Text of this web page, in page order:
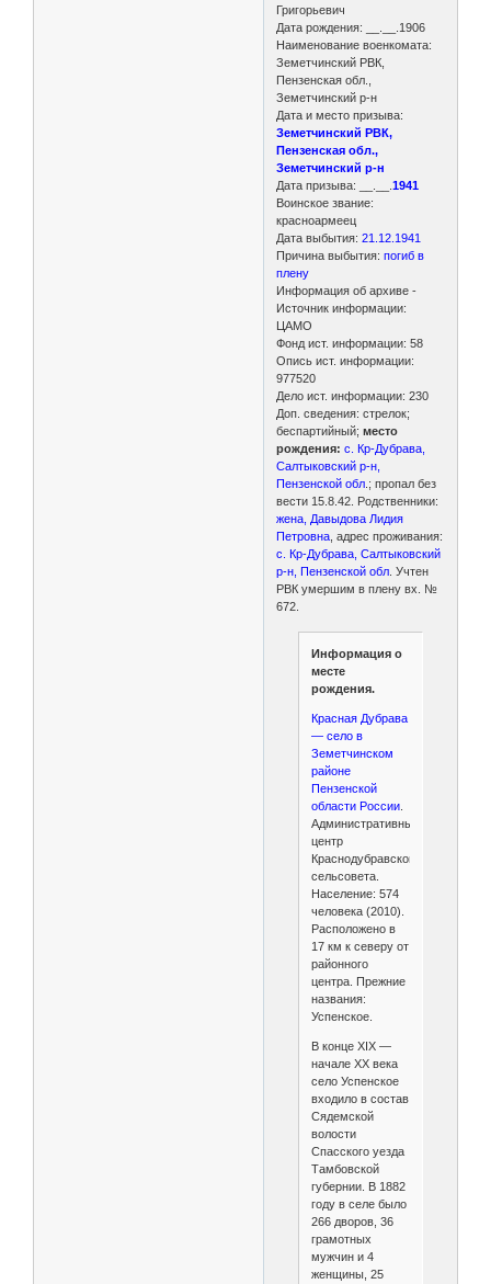
Григорьевич
Дата рождения: __.__.1906
Наименование военкомата:
Земетчинский РВК,
Пензенская обл.,
Земетчинский р-н
Дата и место призыва:
Земетчинский РВК,
Пензенская обл.,
Земетчинский р-н
Дата призыва: __.__.1941
Воинское звание:
красноармеец
Дата выбытия:21.12.1941
Причина выбытия:погиб в
плену
Информация об архиве -
Источник информации:
ЦАМО
Фонд ист. информации: 58
Опись ист. информации:
977520
Дело ист. информации: 230
Доп. сведения: стрелок;
беспартийный;место
рождения: с. Кр-Дубрава,
Салтыковский р-н,
Пензенской обл .; пропал без
вести 15.8.42. Родственники:
жена, Давыдова Лидия
Петровна , адрес проживания:
с. Кр-Дубрава, Салтыковский
р-н, Пензенской обл . Учтен
РВК умершим в плену вх. №
672.
Информация о
месте
рождения.
Красная Дубрава
— село в
Земетчинском
районе
Пензенской
области России.
Административный
центр
Краснодубравского
сельсовета.
Население: 574
человека (2010).
Расположено в
17 км к северу от
районного
центра. Прежние
названия:
Успенское.
В конце XIX —
начале XX века
село Успенское
входило в состав
Сядемской
волости
Спасского уезда
Тамбовской
губернии. В 1882
году в селе было
266 дворов, 36
грамотных
мужчин и 4
женщины, 25